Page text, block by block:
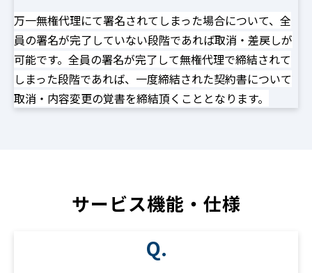
万一無権代理にて署名されてしまった場合について、全
員の署名が完了していない段階であれば取消・差戻しが
可能です。全員の署名が完了して無権代理で締結されて
しまった段階であれば、一度締結された契約書について
取消・内容変更の覚書を締結頂くこととなります。
サービス機能・仕様
Q.